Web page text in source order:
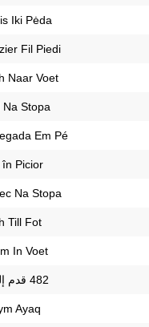
Iki Pėda
Fil Piedi
Naar Voet
Stopa
Em Pé
Picior
Na Stopa
Till Fot
In Voet
Ayaq